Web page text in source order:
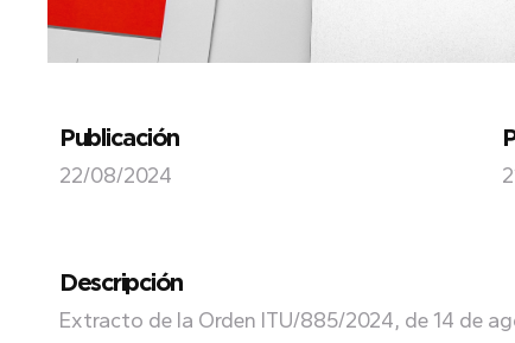
Publicación
22/08/2024
Descripción
Extracto de la Orden ITU/885/2024, de 14 de